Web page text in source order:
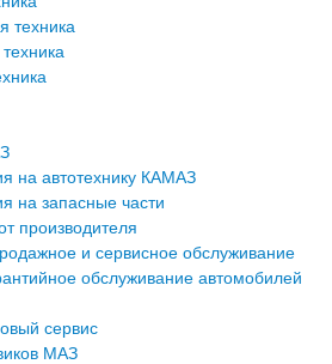
техника
на автотехнику КАМАЗ
на запасные части
производителя
и сервисное обслуживание
обслуживание автомобилей
сервис
МАЗ